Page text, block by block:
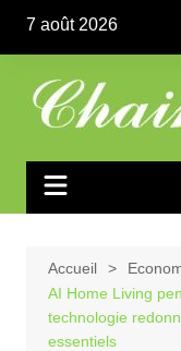
contenu
7 août 2026
Accueil
AI Home Living
technologie
essentiels